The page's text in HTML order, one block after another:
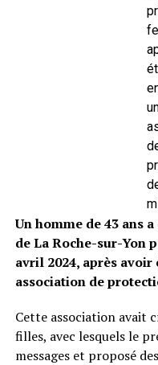
Un homme de 43 ans
de La Roche-sur-Yon
avril 2024, après
association de
Cette association avait
filles, avec lesquels le
messages et proposé